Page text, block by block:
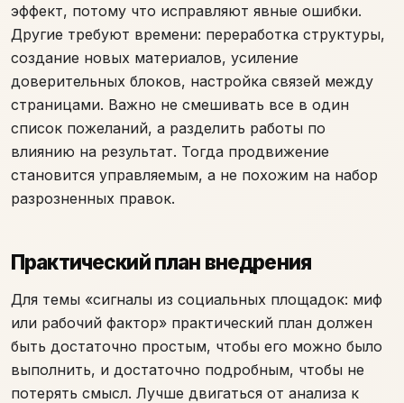
эффект, потому что исправляют явные ошибки.
Другие требуют времени: переработка структуры,
создание новых материалов, усиление
доверительных блоков, настройка связей между
страницами. Важно не смешивать все в один
список пожеланий, а разделить работы по
влиянию на результат. Тогда продвижение
становится управляемым, а не похожим на набор
разрозненных правок.
Практический план внедрения
Для темы «сигналы из социальных площадок: миф
или рабочий фактор» практический план должен
быть достаточно простым, чтобы его можно было
выполнить, и достаточно подробным, чтобы не
потерять смысл. Лучше двигаться от анализа к